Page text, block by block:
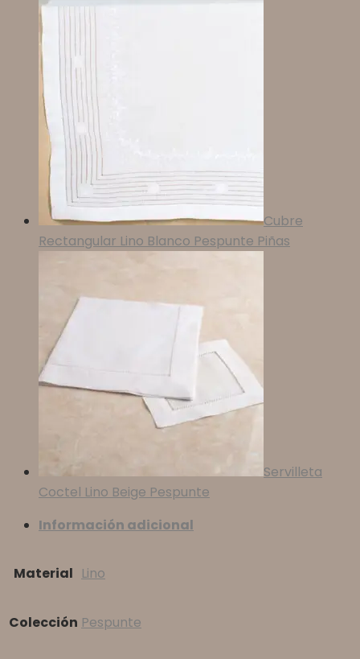
Cubre
Rectangular Lino Blanco Pespunte Piñas
Servilleta
Coctel Lino Beige Pespunte
Información adicional
Material Lino
Colección Pespunte